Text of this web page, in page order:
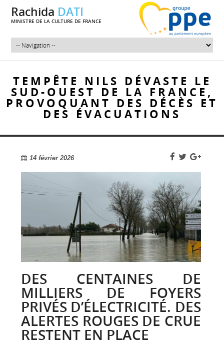
Rachida DATI
MINISTRE DE LA CULTURE DE FRANCE
TEMPÊTE NILS DÉVASTE LE
SUD-OUEST DE LA FRANCE,
PROVOQUANT DES DÉCÈS ET
DES ÉVACUATIONS
14 février 2026
DES CENTAINES DE
MILLIERS DE FOYERS
PRIVÉS D’ÉLECTRICITÉ. DES
ALERTES ROUGES DE CRUE
RESTENT EN PLACE